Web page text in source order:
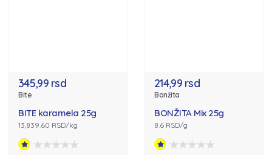
345,99 rsd
Bite
BITE karamela 25g
13,839.60 RSD/kg
214,99 rsd
Bonžita
BONŽITA Mix 25g
8.6 RSD/g